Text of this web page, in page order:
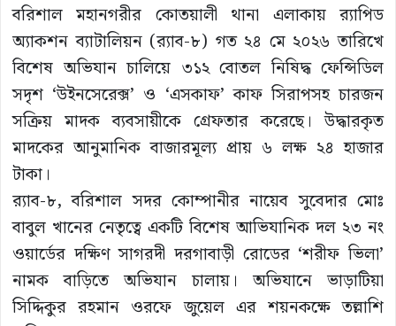
বরিশাল মহানগরীর কোতয়ালী থানা এলাকায় র‍্যাপিড
অ্যাকশন ব্যাটালিয়ন (র‍্যাব-৮) গত ২৪ মে ২০২৬ তারিখে
বিশেষ অভিযান চালিয়ে ৩১২ বোতল নিষিদ্ধ ফেন্সিডিল
সদৃশ ‘উইনসেরেক্স’ ও ‘এসকাফ’ কাফ সিরাপসহ চারজন
সক্রিয় মাদক ব্যবসায়ীকে গ্রেফতার করেছে। উদ্ধারকৃত
মাদকের আনুমানিক বাজারমূল্য প্রায় ৬ লক্ষ ২৪ হাজার
টাকা।
র‍্যাব-৮, বরিশাল সদর কোম্পানীর নায়েব সুবেদার মোঃ
বাবুল খানের নেতৃত্বে একটি বিশেষ আভিযানিক দল ২৩ নং
ওয়ার্ডের দক্ষিণ সাগরদী দরগাবাড়ী রোডের ‘শরীফ ভিলা’
নামক বাড়িতে অভিযান চালায়। অভিযানে ভাড়াটিয়া
সিদ্দিকুর রহমান ওরফে জুয়েল এর শয়নকক্ষে তল্লাশি